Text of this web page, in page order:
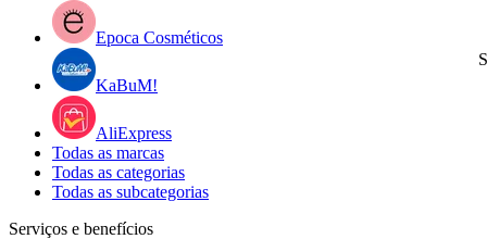
Epoca Cosméticos
KaBuM!
AliExpress
Todas as marcas
Todas as categorias
Todas as subcategorias
Serviços e benefícios